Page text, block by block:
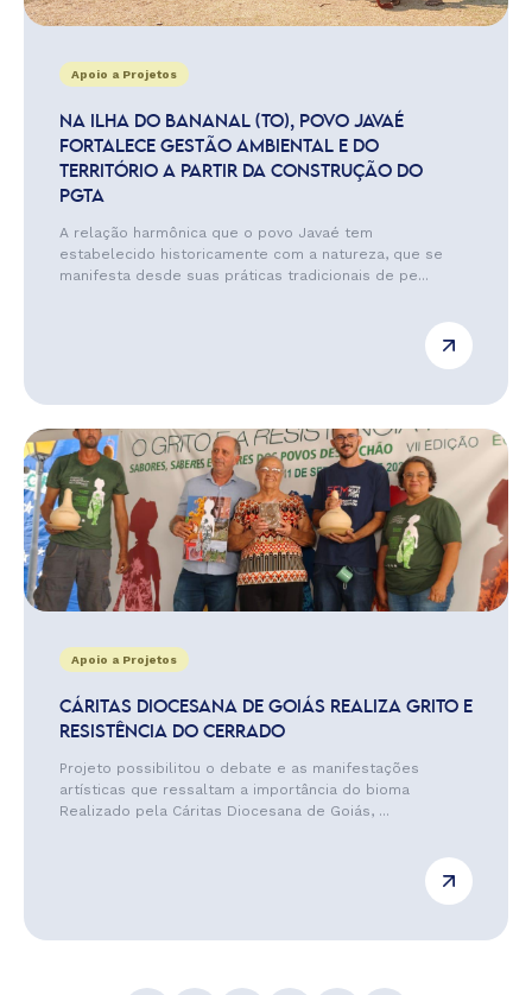
Apoio a Projetos
NA ILHA DO BANANAL (TO), POVO JAVAÉ
FORTALECE GESTÃO AMBIENTAL E DO
TERRITÓRIO A PARTIR DA CONSTRUÇÃO DO
PGTA
A relação harmônica que o povo Javaé tem
estabelecido historicamente com a natureza, que se
manifesta desde suas práticas tradicionais de pe...
Apoio a Projetos
CÁRITAS DIOCESANA DE GOIÁS REALIZA GRITO E
RESISTÊNCIA DO CERRADO
Projeto possibilitou o debate e as manifestações
artísticas que ressaltam a importância do bioma
Realizado pela Cáritas Diocesana de Goiás, ...